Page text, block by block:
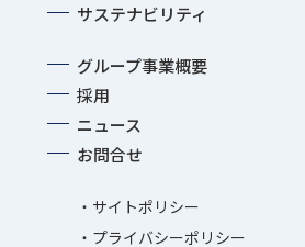
サステナビリティ
グループ事業概要
採用
ニュース
お問合せ
サイトポリシー
プライバシーポリシー